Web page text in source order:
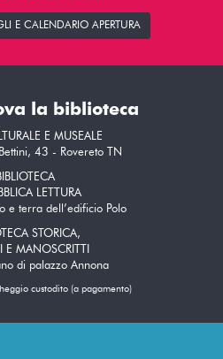
E CALENDARIO APERTURA
la biblioteca
E MUSEALE
43 - Rovereto TN
LETTURA
e terra dell’edificio Polo
STORICA,
E MANOSCRITTI
di palazzo Annona
custodito (a pagamento)